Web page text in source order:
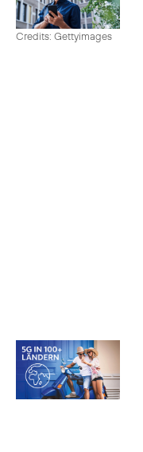
Credits: Gettyimages